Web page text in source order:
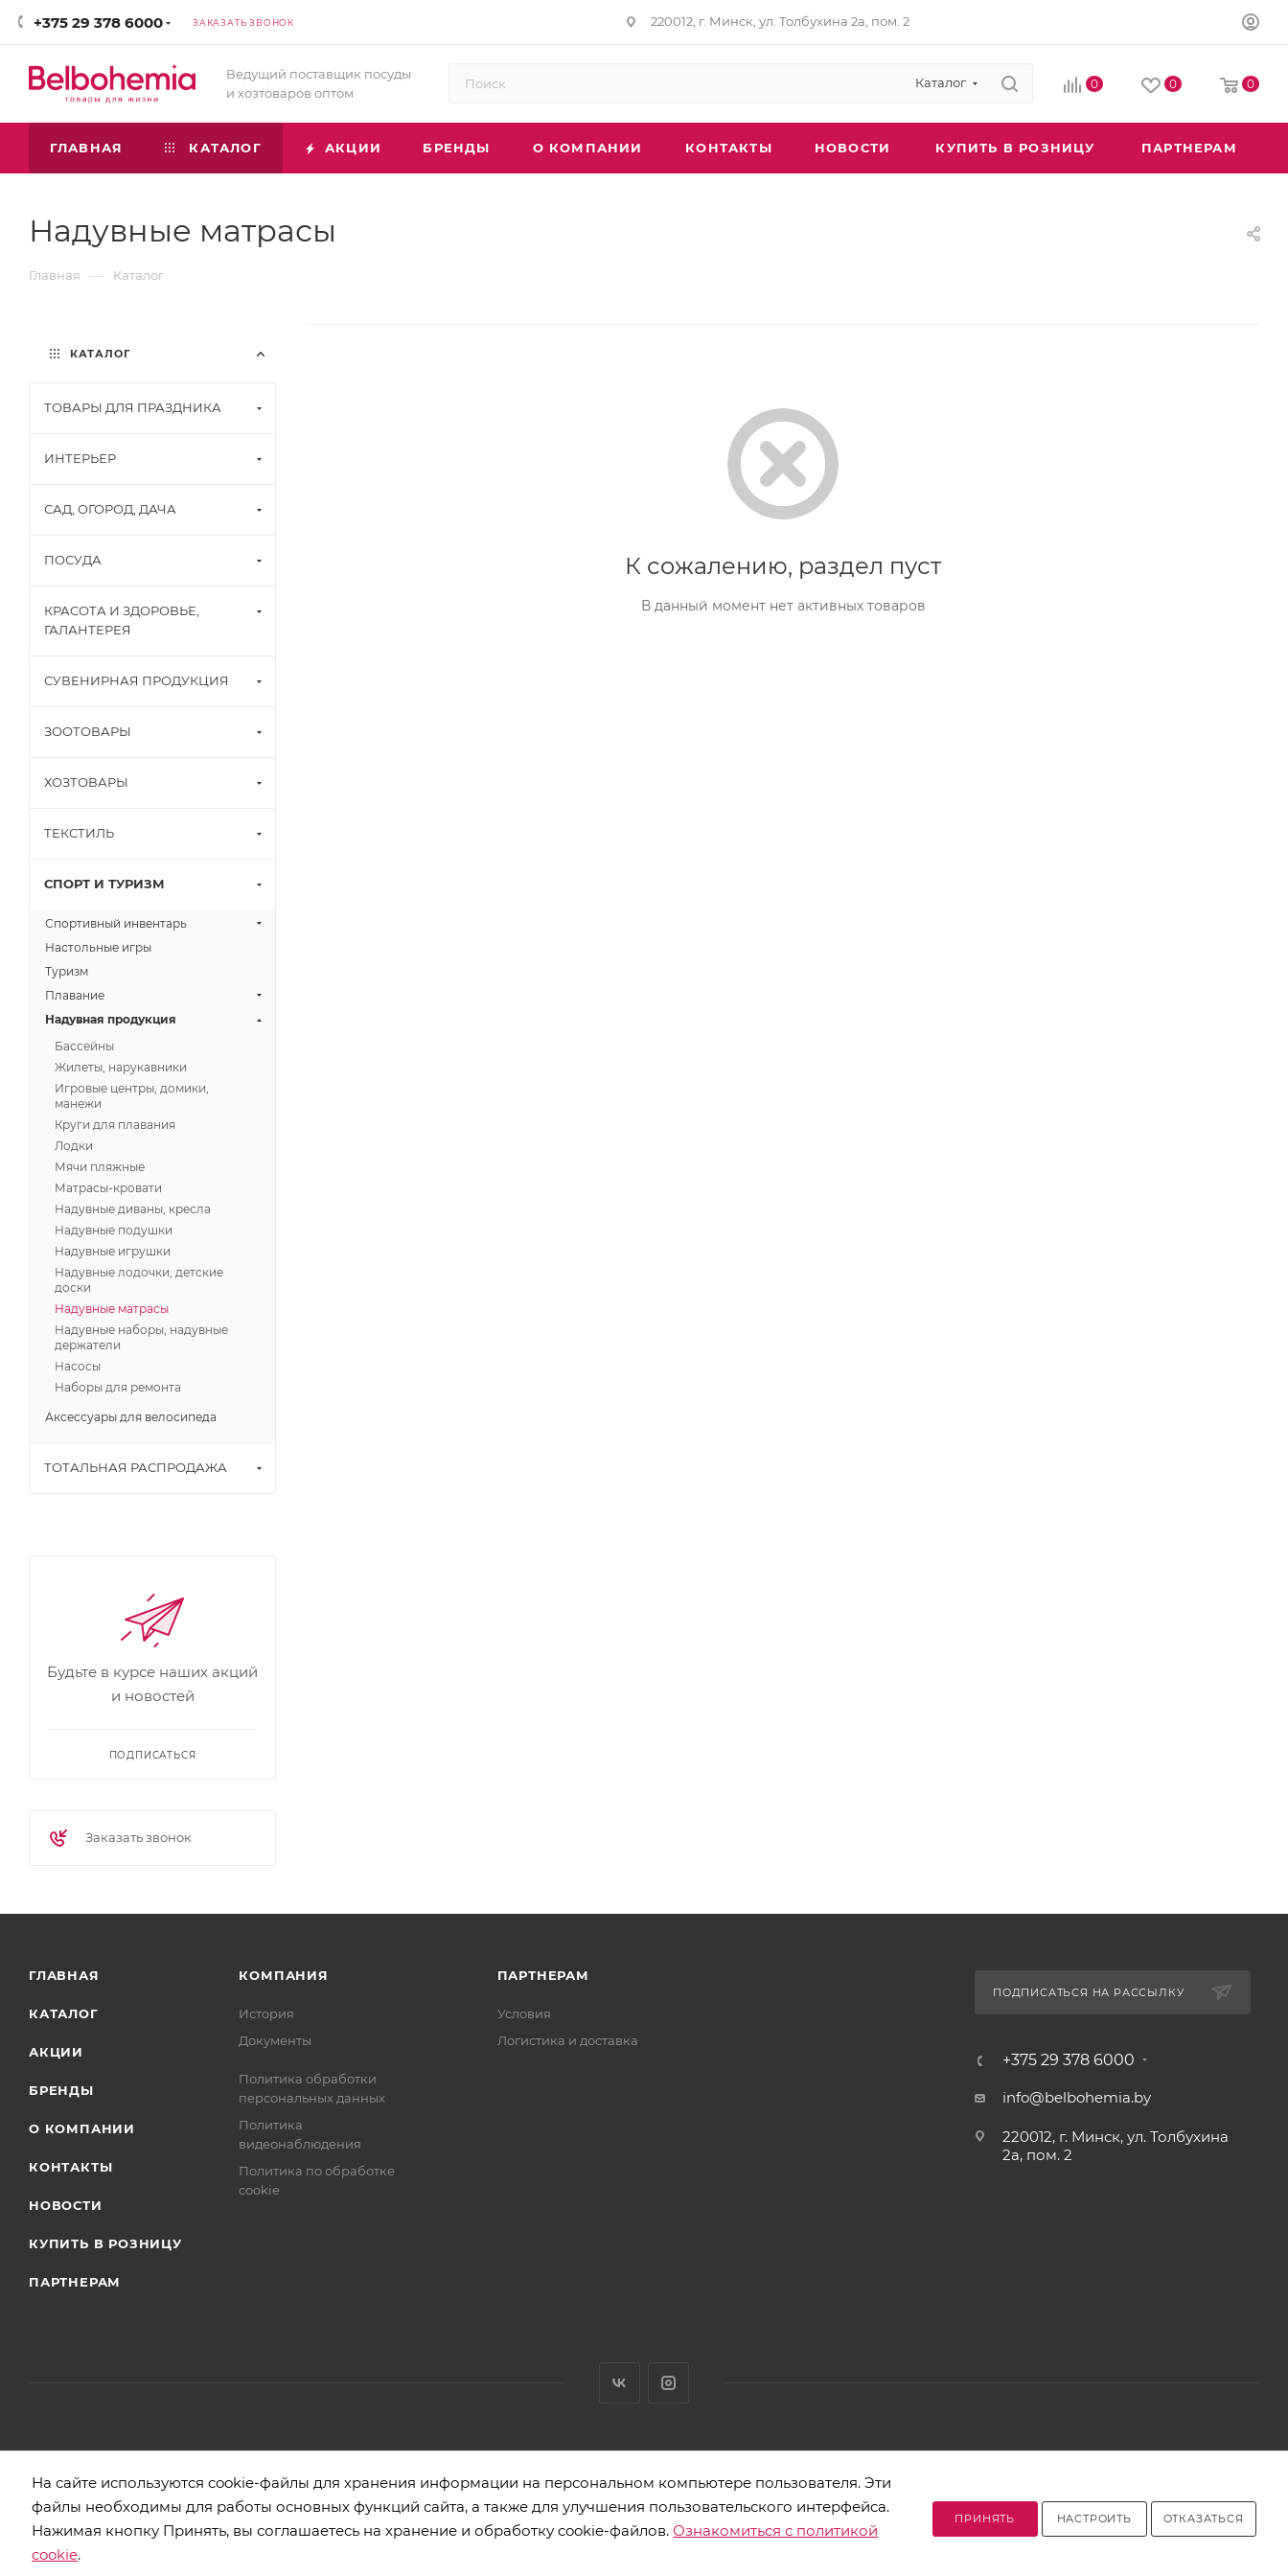
+375 29 378 6000 ЗАКАЗАТЬ ЗВОНОК 220012, г. Минск, ул. Толбухина 2а, пом. 2
Ведущий поставщик посуды
и хозтоваров оптом
Каталог 0 0 0
ГЛАВНАЯ КАТАЛОГ АКЦИИ БРЕНДЫ О КОМПАНИИ КОНТАКТЫ НОВОСТИ КУПИТЬ В РОЗНИЦУ ПАРТНЕРАМ
Надувные матрасы
Главная — Каталог
К сожалению, раздел пуст
В данный момент нет активных товаров
КАТАЛОГ
ТОВАРЫ ДЛЯ ПРАЗДНИКА
ИНТЕРЬЕР
САД, ОГОРОД, ДАЧА
ПОСУДА
КРАСОТА И ЗДОРОВЬЕ,
ГАЛАНТЕРЕЯ
СУВЕНИРНАЯ ПРОДУКЦИЯ
ЗООТОВАРЫ
ХОЗТОВАРЫ
ТЕКСТИЛЬ
СПОРТ И ТУРИЗМ
Спортивный инвентарь
Настольные игры
Туризм
Плавание
Надувная продукция
Бассейны
Жилеты, нарукавники
Игровые центры, домики,
манежи
Круги для плавания
Лодки
Мячи пляжные
Матрасы-кровати
Надувные диваны, кресла
Надувные подушки
Надувные игрушки
Надувные лодочки, детские
доски
Надувные матрасы
Надувные наборы, надувные
держатели
Насосы
Наборы для ремонта
Аксессуары для велосипеда
ТОТАЛЬНАЯ РАСПРОДАЖА
Будьте в курсе наших акций
и новостей
ПОДПИСАТЬСЯ
Заказать звонок
ГЛАВНАЯ
КАТАЛОГ
АКЦИИ
БРЕНДЫ
О КОМПАНИИ
КОНТАКТЫ
НОВОСТИ
КУПИТЬ В РОЗНИЦУ
ПАРТНЕРАМ
КОМПАНИЯ
История
Документы
Политика обработки
персональных данных
Политика
видеонаблюдения
Политика по обработке
cookie
ПАРТНЕРАМ
Условия
Логистика и доставка
ПОДПИСАТЬСЯ НА РАССЫЛКУ
+375 29 378 6000
info@belbohemia.by
220012, г. Минск, ул. Толбухина
2а, пом. 2
Разработано в Clickmedia
На сайте используются cookie-файлы для хранения информации на персональном компьютере пользователя. Эти
файлы необходимы для работы основных функций сайта, а также для улучшения пользовательского интерфейса.
Нажимая кнопку Принять, вы соглашаетесь на хранение и обработку cookie-файлов.Ознакомиться с политикой
cookie.
ПРИНЯТЬ НАСТРОИТЬ ОТКАЗАТЬСЯ